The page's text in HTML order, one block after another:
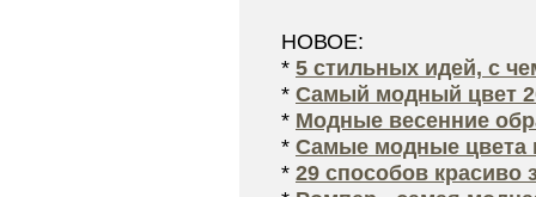
НОВОЕ:
* 5 стильных идей, с
* Самый модный цвет
* Модные весенние
* Самые модные цвета
* 29 способов красиво